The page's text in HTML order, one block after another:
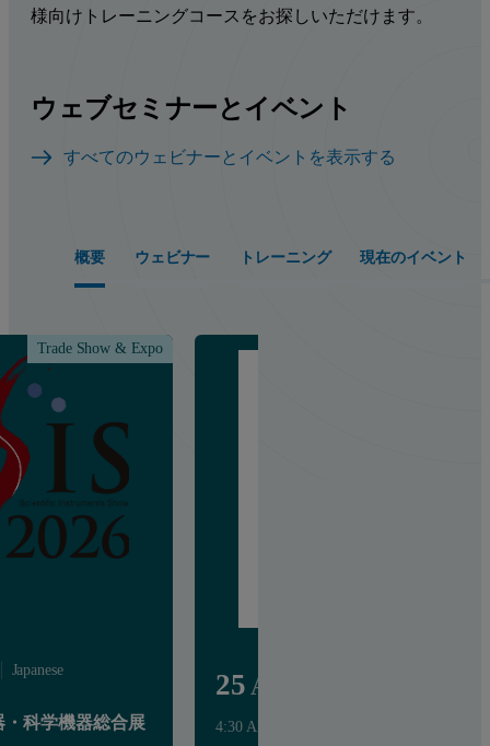
様向けトレーニングコースをお探しいただけます。
ウェブセミナーとイベント
すべてのウェビナーとイベントを表示する
概要 ウェビナー トレーニング 現在のイベント
科学機器総合展
Japanese
Trade Show & Expo
25 Aug
4:30 AM - 8:00 AM UTC